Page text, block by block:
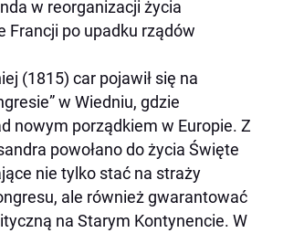
w reorganizacji życia
Francji po upadku rządów
(1815) car pojawił się na
w Wiedniu, gdzie
nowym porządkiem w Europie. Z
powołano do życia Święte
nie tylko stać na straży
ale również gwarantować
na Starym Kontynencie. W